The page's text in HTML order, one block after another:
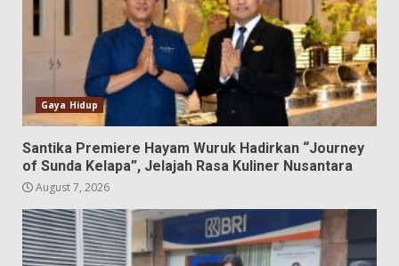
Gaya Hidup
Santika Premiere Hayam Wuruk Hadirkan “Journey
of Sunda Kelapa”, Jelajah Rasa Kuliner Nusantara
August 7, 2026